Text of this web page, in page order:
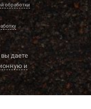
обработки
вы даете
и